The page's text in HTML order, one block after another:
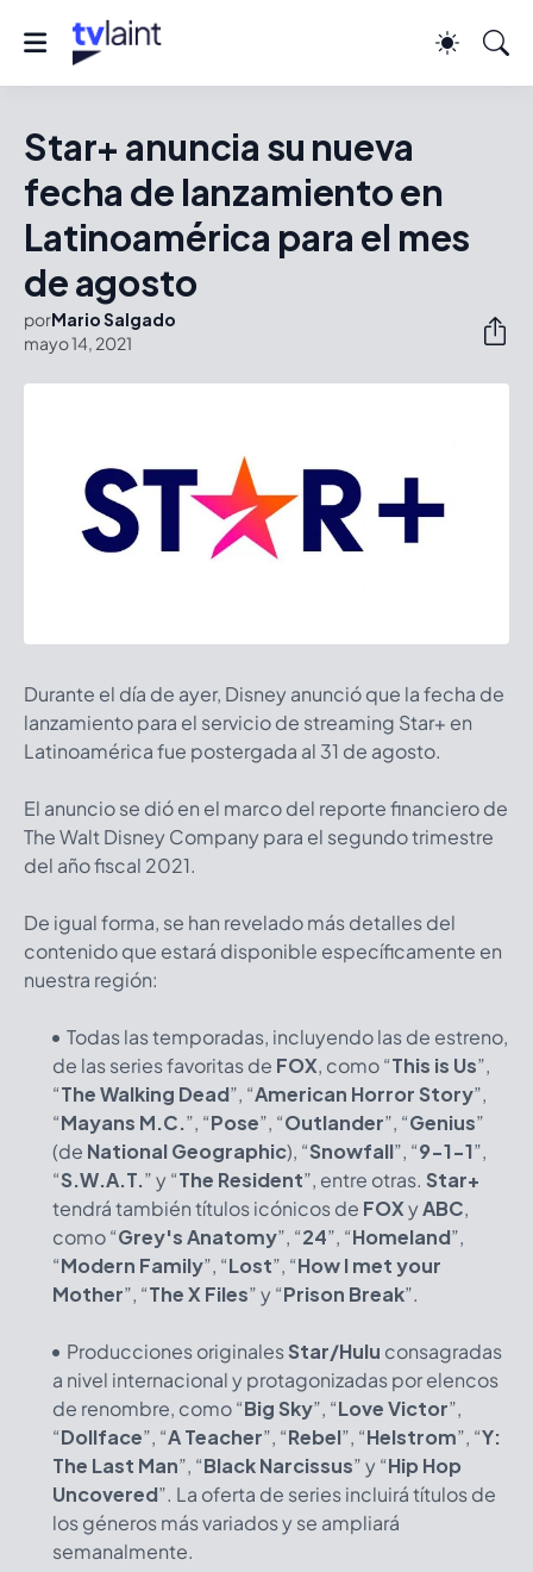
Star+ anuncia su nueva
fecha de lanzamiento en
Latinoamérica para el mes
de agosto
porMario Salgado
mayo 14, 2021
Durante el día de ayer, Disney anunció que la fecha de
lanzamiento para el servicio de streaming Star+ en
Latinoamérica fue postergada al 31 de agosto.
El anuncio se dió en el marco del reporte financiero de
The Walt Disney Company para el segundo trimestre
del año fiscal 2021.
De igual forma, se han revelado más detalles del
contenido que estará disponible específicamente en
nuestra región:
Todas las temporadas, incluyendo las de estreno,
de las series favoritas de FOX, como “This is Us”,
“The Walking Dead”, “American Horror Story”,
“Mayans M.C.”, “Pose”, “Outlander”, “Genius”
(de National Geographic), “Snowfall”, “9-1-1”,
“S.W.A.T.” y “The Resident”, entre otras. Star+
tendrá también títulos icónicos de FOXyABC,
como “Grey's Anatomy”, “24”, “Homeland”,
“Modern Family”, “Lost”, “How I met your
Mother”, “The X Files” y “Prison Break”.
Producciones originalesStar/Hulu consagradas
a nivel internacional y protagonizadas por elencos
de renombre, como “Big Sky”, “Love Victor”,
“Dollface”, “A Teacher”, “Rebel”, “Helstrom”, “Y:
The Last Man”, “Black Narcissus” y “Hip Hop
Uncovered”. La oferta de series incluirá títulos de
los géneros más variados y se ampliará
semanalmente.